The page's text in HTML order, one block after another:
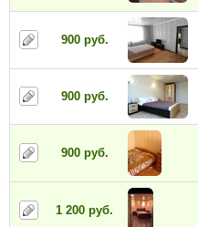
900 руб.
900 руб.
900 руб.
1 200 руб.